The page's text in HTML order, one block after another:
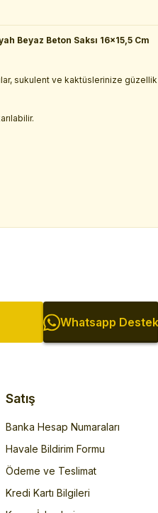
Beyaz Beton Saksı 16x15,5 Cm
sukulent ve kaktüslerinize
Whatsapp Destek
Satış
Banka Hesap Numaraları
Havale Bildirim Formu
Ödeme ve Teslimat
Kredi Kartı Bilgileri